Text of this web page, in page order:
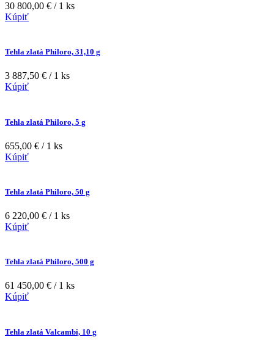
30 800,00 € / 1 ks
Kúpiť
Tehla zlatá Philoro, 31,10 g
3 887,50 € / 1 ks
Kúpiť
Tehla zlatá Philoro, 5 g
655,00 € / 1 ks
Kúpiť
Tehla zlatá Philoro, 50 g
6 220,00 € / 1 ks
Kúpiť
Tehla zlatá Philoro, 500 g
61 450,00 € / 1 ks
Kúpiť
Tehla zlatá Valcambi, 10 g